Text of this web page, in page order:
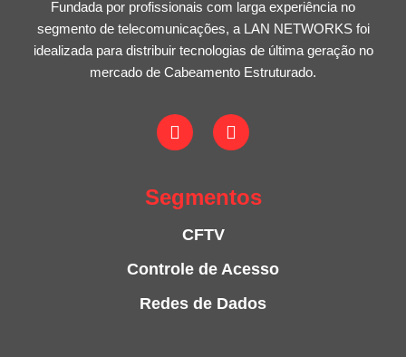
Fundada por profissionais com larga experiência no
segmento de telecomunicações, a LAN NETWORKS foi
idealizada para distribuir tecnologias de última geração no
mercado de Cabeamento Estruturado.
Segmentos
CFTV
Controle de Acesso
Redes de Dados